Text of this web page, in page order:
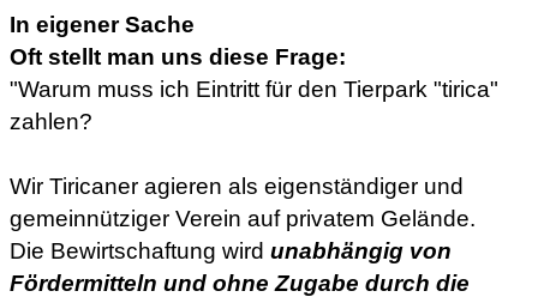
In eigener Sache
Oft stellt man uns diese Frage:
"Warum muss ich Eintritt für den Tierpark "tirica"
zahlen?
Wir Tiricaner agieren als eigenständiger und
gemeinnütziger Verein auf privatem Gelände.
Die Bewirtschaftung wird unabhängig von
Fördermitteln und ohne Zugabe durch die